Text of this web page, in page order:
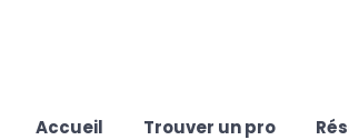
Accueil Trouver un pro